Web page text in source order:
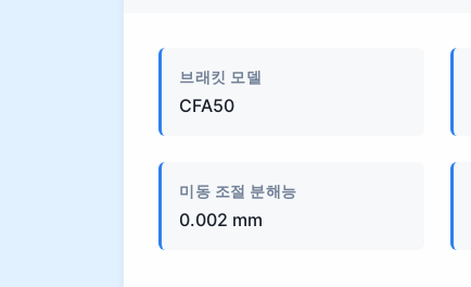
브래킷 모델
CFA50
미동 조절 분해능
0.002 mm